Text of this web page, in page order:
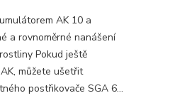
AK 10 a
a rovnoměrné nanášení
Pokud ještě
můžete ušetřit
postřikovače SGA 6...